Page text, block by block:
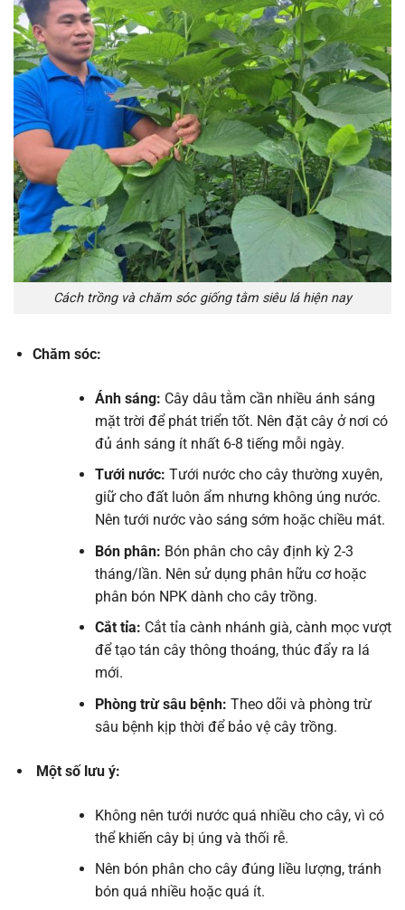
Cách trồng và chăm sóc giống tằm siêu lá hiện nay
Chăm sóc:
Ánh sáng: Cây dâu tằm cần nhiều ánh sáng
mặt trời để phát triển tốt. Nên đặt cây ở nơi có
đủ ánh sáng ít nhất 6-8 tiếng mỗi ngày.
Tưới nước: Tưới nước cho cây thường xuyên,
giữ cho đất luôn ẩm nhưng không úng nước.
Nên tưới nước vào sáng sớm hoặc chiều mát.
Bón phân: Bón phân cho cây định kỳ 2-3
tháng/lần. Nên sử dụng phân hữu cơ hoặc
phân bón NPK dành cho cây trồng.
Cắt tỉa: Cắt tỉa cành nhánh già, cành mọc vượt
để tạo tán cây thông thoáng, thúc đẩy ra lá
mới.
Phòng trừ sâu bệnh: Theo dõi và phòng trừ
sâu bệnh kịp thời để bảo vệ cây trồng.
Một số lưu ý:
Không nên tưới nước quá nhiều cho cây, vì có
thể khiến cây bị úng và thối rễ.
Nên bón phân cho cây đúng liều lượng, tránh
bón quá nhiều hoặc quá ít.